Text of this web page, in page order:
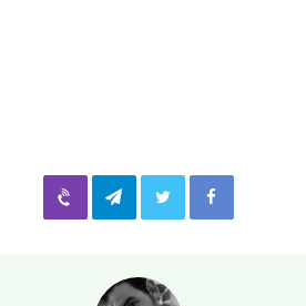
Telegram